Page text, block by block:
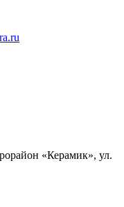
«Керамик», ул.